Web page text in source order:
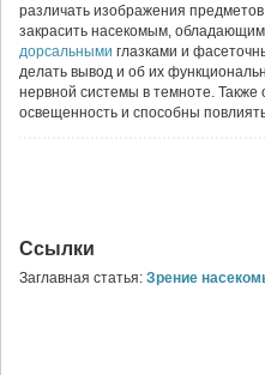
различать изображения
закрасить насекомым,
дорсальными глазками и
делать вывод и об их
нервной системы в темноте.
освещенность и способны
Ссылки
Заглавная статья: Зрение